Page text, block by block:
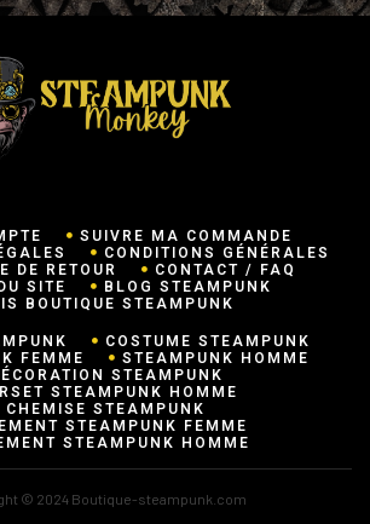
SUIVRE MA COMMANDE
CONDITIONS GÉNÉRALES
DE RETOUR CONTACT / FAQ
SITE BLOG STEAMPUNK
BOUTIQUE STEAMPUNK
COSTUME STEAMPUNK
FEMME STEAMPUNK HOMME
STEAMPUNK
STEAMPUNK HOMME
CHEMISE STEAMPUNK
STEAMPUNK FEMME
STEAMPUNK HOMME
© 2024 Boutique-steampunk.com